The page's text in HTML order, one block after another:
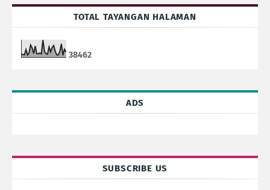
TOTAL TAYANGAN HALAMAN
38462
ADS
SUBSCRIBE US